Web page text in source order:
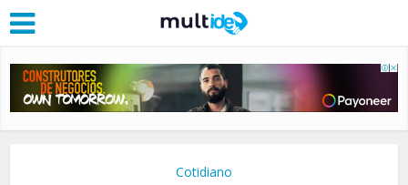
Cotidiano